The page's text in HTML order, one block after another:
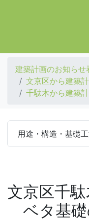
建築計画のお知らせ
文京区から建築
千駄木から建築
用途・構造・基礎
文京区千
ベタ基